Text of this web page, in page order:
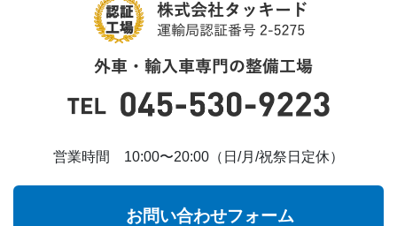
営業時間 10:00〜20:00（日/月/祝祭日定休）
お問い合わせフォーム